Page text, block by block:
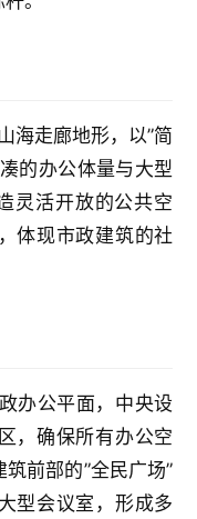
海走廊地形，以”简
的办公体量与大型
灵活开放的公共空
体现市政建筑的社
办公平面，中央设
，确保所有办公空
前部的”全民广场”
型会议室，形成多